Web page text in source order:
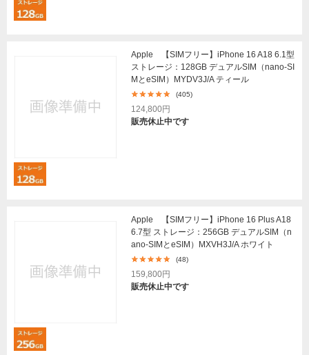
Apple 【SIMフリー】iPhone 16 A18 6.1型
ストレージ：128GB デュアルSIM（nano-SI
MとeSIM）MYDV3J/A ティール
(405)
124,800円
販売休止中です
Apple 【SIMフリー】iPhone 16 Plus A18
6.7型 ストレージ：256GB デュアルSIM（n
ano-SIMとeSIM）MXVH3J/A ホワイト
(48)
159,800円
販売休止中です